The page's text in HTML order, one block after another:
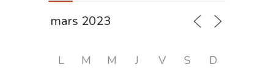
L M M J V S D